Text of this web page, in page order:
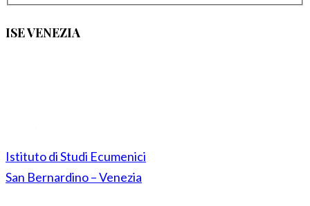
ISE VENEZIA
Istituto di Studi Ecumenici
San Bernardino – Venezia